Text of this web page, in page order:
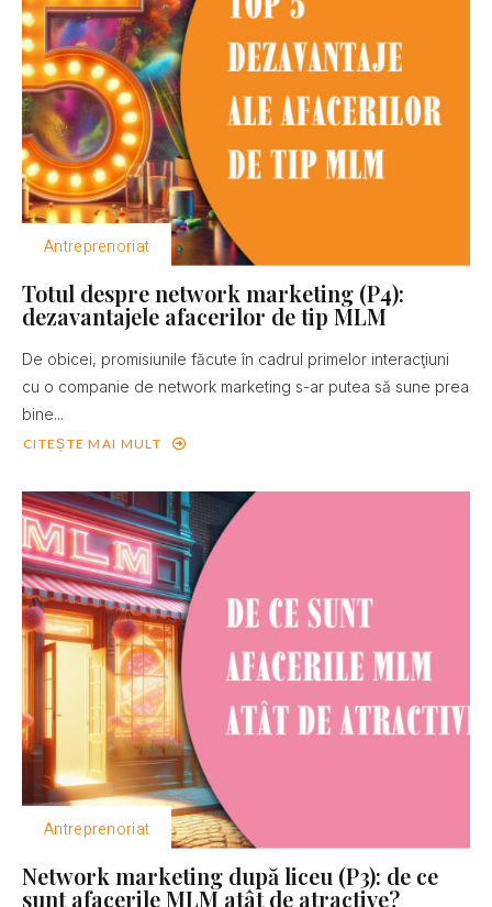
Antreprenoriat
Totul despre network marketing (P4):
dezavantajele afacerilor de tip MLM
De obicei, promisiunile făcute în cadrul primelor interacţiuni
cu o companie de network marketing s-ar putea să sune prea
bine...
CITEȘTE MAI MULT
Antreprenoriat
Network marketing după liceu (P3): de ce
sunt afacerile MLM atât de atractive?